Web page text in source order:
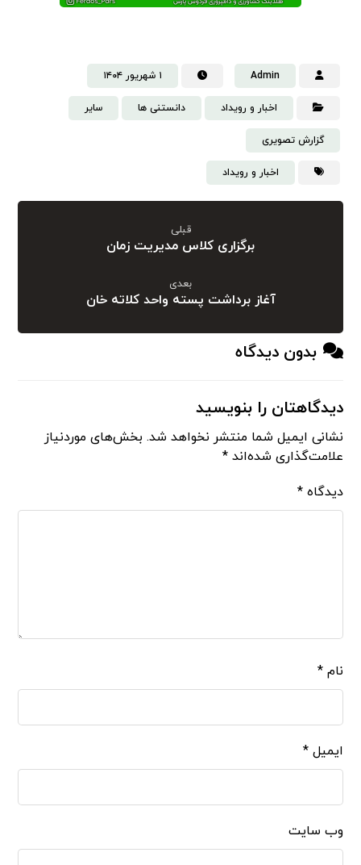
Admin ۱ شهریور ۱۴۰۴
اخبار و رویداد دانستنی‌ ها سایر
گزارش تصویری
اخبار و رویداد
قبلی
برگزاری کلاس مدیریت زمان
بعدی
آغاز برداشت پسته واحد کلاته خان
بدون دیدگاه
دیدگاهتان را بنویسید
نشانی ایمیل شما منتشر نخواهد شد. بخش‌های موردنیاز
علامت‌گذاری شده‌اند*
دیدگاه*
نام*
ایمیل*
وب‌ سایت